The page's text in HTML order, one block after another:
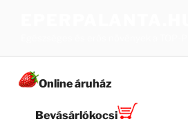
Online áruház
Bevásárlókocsi